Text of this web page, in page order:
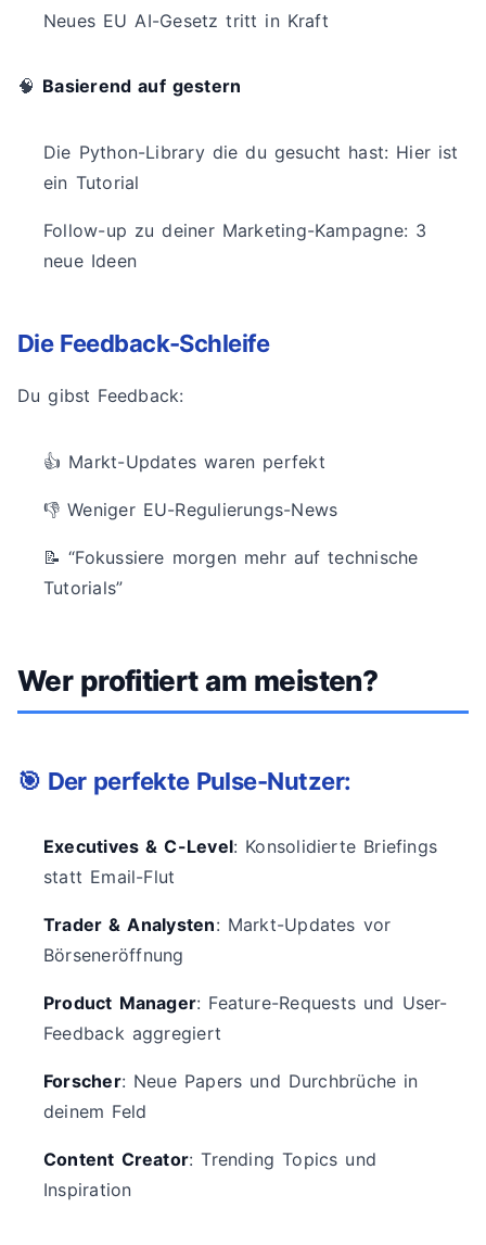
Neues EU AI-Gesetz tritt in Kraft
🧠 Basierend auf gestern
Die Python-Library die du gesucht hast: Hier ist
ein Tutorial
Follow-up zu deiner Marketing-Kampagne: 3
neue Ideen
Die Feedback-Schleife
Du gibst Feedback:
👍 Markt-Updates waren perfekt
👎 Weniger EU-Regulierungs-News
📝 “Fokussiere morgen mehr auf technische
Tutorials”
Wer profitiert am meisten?
🎯 Der perfekte Pulse-Nutzer:
Executives & C-Level: Konsolidierte Briefings
statt Email-Flut
Trader & Analysten: Markt-Updates vor
Börseneröffnung
Product Manager: Feature-Requests und User-
Feedback aggregiert
Forscher: Neue Papers und Durchbrüche in
deinem Feld
Content Creator: Trending Topics und
Inspiration